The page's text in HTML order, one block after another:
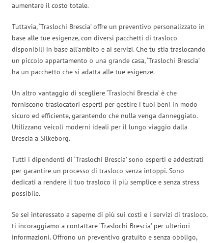
aumentare il costo totale.
Tuttavia, ‘Traslochi Brescia’ offre un preventivo personalizzato in
base alle tue esigenze, con diversi pacchetti di trasloco
disponibili in base all’ambito e ai servizi. Che tu stia traslocando
un piccolo appartamento o una grande casa, ‘Traslochi Brescia’
ha un pacchetto che si adatta alle tue esigenze.
Un altro vantaggio di scegliere ‘Traslochi Brescia’ è che
forniscono traslocatori esperti per gestire i tuoi beni in modo
sicuro ed efficiente, garantendo che nulla venga danneggiato.
Utilizzano veicoli moderni ideali per il lungo viaggio dalla
Brescia a Silkeborg.
Tutti i dipendenti di ‘Traslochi Brescia’ sono esperti e addestrati
per garantire un processo di trasloco senza intoppi. Sono
dedicati a rendere il tuo trasloco il più semplice e senza stress
possibile.
Se sei interessato a saperne di più sui costi e i servizi di trasloco,
ti incoraggiamo a contattare ‘Traslochi Brescia’ per ulteriori
informazioni. Offrono un preventivo gratuito e senza obbligo,